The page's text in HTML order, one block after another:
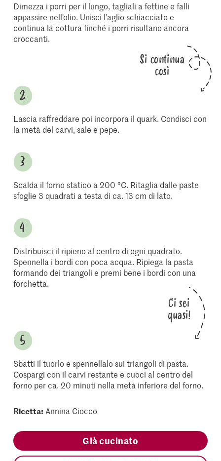
Dimezza i porri per il lungo, tagliali a fettine e falli
appassire nell’olio. Unisci l’aglio schiacciato e
continua la cottura finché i porri risultano ancora
croccanti.
Si continua
così
Lascia raffreddare poi incorpora il quark. Condisci con
la metà del carvi, sale e pepe.
Scalda il forno statico a 200 °C. Ritaglia dalle paste
sfoglie 3 quadrati a testa di ca. 13 cm di lato.
Distribuisci il ripieno al centro di ogni quadrato.
Spennella i bordi con poca acqua. Ripiega la pasta
formando dei triangoli e premi bene i bordi con una
forchetta.
Ci sei
quasi!
Sbatti il tuorlo e spennellalo sui triangoli di pasta.
Cospargi con il carvi restante e cuoci al centro del
forno per ca. 20 minuti nella metà inferiore del forno.
Ricetta: Annina Ciocco
Già cucinato